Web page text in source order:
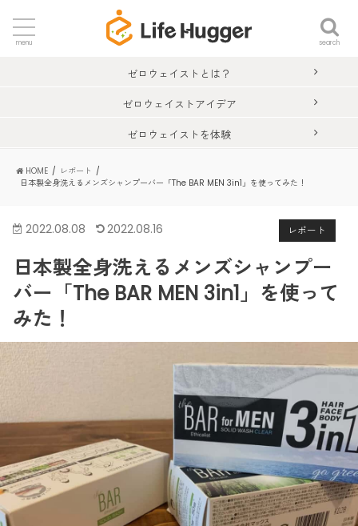
search
menu
ゼロウェイストとは？
ゼロウェイストアイデア
ゼロウェイストを体験
HOME
レポート
日本製全身洗えるメンズシャンプーバー「The BAR MEN 3in1」を使ってみた！
レポート
2022.08.08 2022.08.16
日本製全身洗えるメンズシャンプー
バー「The BAR MEN 3in1」を使って
みた！